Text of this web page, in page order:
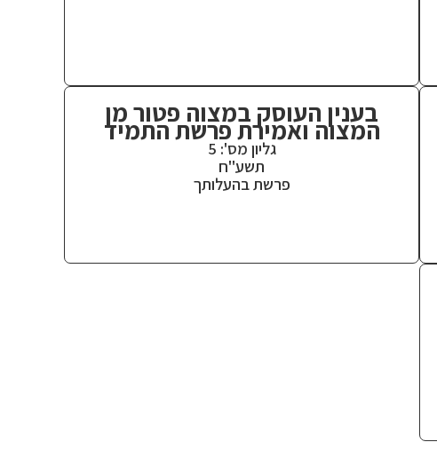
בענין העוסק במצוה פטור מן
המצוה ואמירת פרשת התמיד
גליון מס': 5
תשע"ח
פרשת בהעלותך